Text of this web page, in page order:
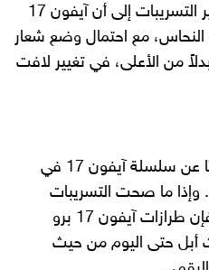
أما على صعيد التصميم، فتشير التسريبات إلى أن آيفون 17
النحاس، مع احتمال وضع شعار
من الأعلى، في تغيير لافت
من المتوقع أن تُعلن أبل رسميًا عن سلسلة آيفون 17 في
العادة. وإذا ما صحت التسريبات
المتعلقة بالكاميرا والتصميم، فإن طرازات آيفون 17 برو
أبل حتى اليوم من حيث